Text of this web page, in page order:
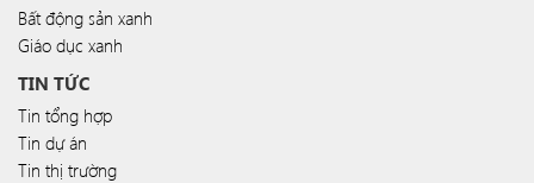
Bất động sản xanh
Giáo dục xanh
TIN TỨC
Tin tổng hợp
Tin dự án
Tin thị trường